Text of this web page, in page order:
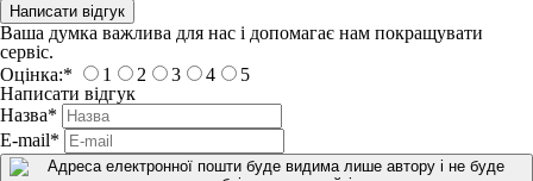
Ваша думка важлива для нас і допомагає нам покращувати
сервіс.
Оцінка:* 1 2 3 4
5
Написати відгук
Назва*
E-mail*